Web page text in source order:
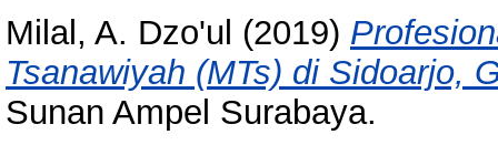
Milal, A. Dzo'ul (2019)
Tsanawiyah (MTs) di Sidoarjo,
Sunan Ampel Surabaya.